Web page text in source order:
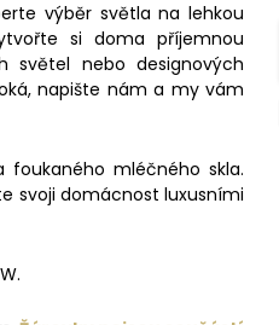
výběr světla na lehkou
si doma příjemnou
světel nebo designových
napište nám a my vám
mléčného skla.
svoji domácnost luxusními